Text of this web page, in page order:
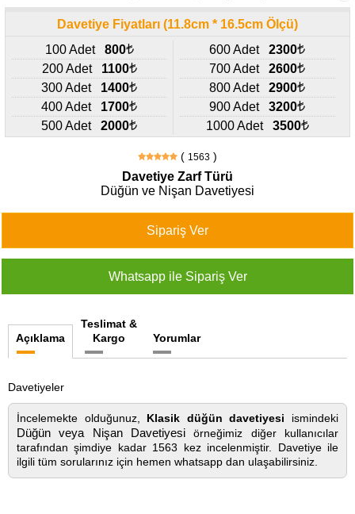
0533
29
Davetiye Fiyatları (11.8cm * 16.5cm Ölçü)
100 Adet
800
200 Adet
1100
300 Adet
1400
400 Adet
1700
500 Adet
2000
600 Adet
2300
700 Adet
2600
800 Adet
2900
900 Adet
3200
1000 Adet
3500
( 1563 )
Davetiye Zarf Türü
Düğün ve Nişan Davetiyesi
Açıklama
Teslimat &
Kargo
Yorumlar
Davetiyeler
İncelemekte olduğunuz, Klasik düğün davetiyesi ismindeki
Düğün veya Nişan Davetiyesi örneğimiz diğer kullanıcılar
tarafından şimdiye kadar 1563 kez incelenmiştir. Davetiye ile
ilgili tüm sorularınız için hemen whatsapp dan ulaşabilirsiniz.